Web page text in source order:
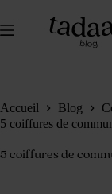
contenu
Accueil Blog
5 coiffures de
5 coiffures de